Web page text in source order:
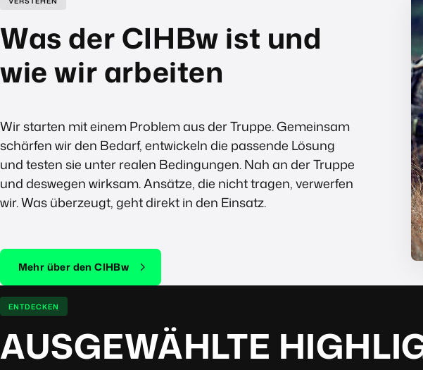
Was der CIHBw ist und
wie wir arbeiten
Wir starten mit einem Problem aus der Truppe. Gemeinsam
schärfen wir den Bedarf, entwickeln die passende Lösung
und testen sie unter realen Bedingungen. Nah an der Truppe
und deswegen wirksam. Ansätze, die nicht tragen, verwerfen
wir. Was überzeugt, geht direkt in den Einsatz.
Mehr über den CIHBw
ENTDECKEN
AUSGEWÄHLTE